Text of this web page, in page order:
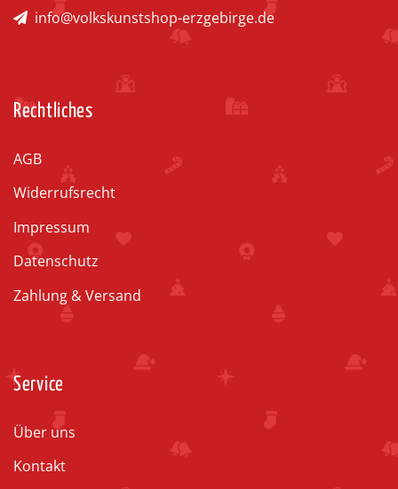
info@volkskunstshop-erzgebirge.de
Rechtliches
AGB
Widerrufsrecht
Impressum
Datenschutz
Zahlung & Versand
Service
Über uns
Kontakt